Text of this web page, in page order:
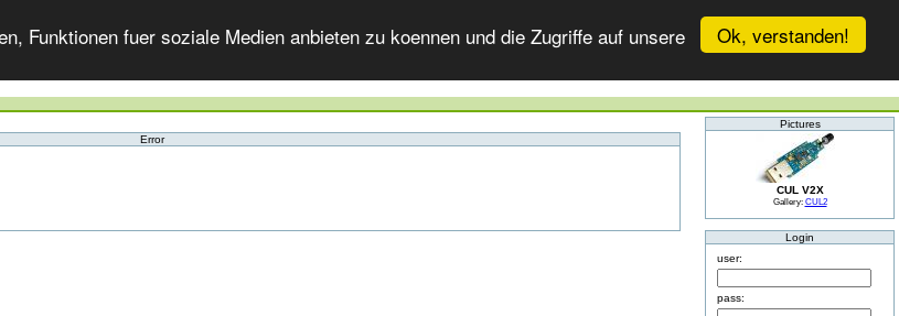
Ok, verstanden!
Funktionen fuer soziale Medien anbieten zu koennen und die Zugriffe auf unsere
Error
Pictures
CUL V2X
Gallery: CUL2
Login
user:
pass: